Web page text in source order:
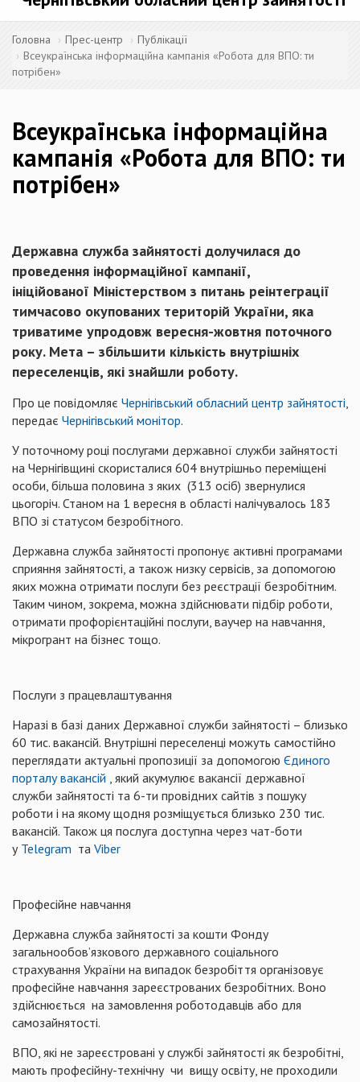
Головна Прес-центр
Публікації
Всеукраїнська інформаційна кампанія «Робота для ВПО: ти
потрібен»
Всеукраїнська інформаційна
кампанія «Робота для ВПО: ти
потрібен»
Державна служба зайнятості долучилася до
проведення інформаційної кампанії,
ініційованої Міністерством з питань реінтеграції
тимчасово окупованих територій України, яка
триватиме упродовж вересня-жовтня поточного
року. Мета – збільшити кількість внутрішніх
переселенців, які знайшли роботу.
Про це повідомляє Чернігівський обласний центр зайнятості,
передає Чернігівський монітор.
У поточному році послугами державної служби зайнятості
на Чернігівщині скористалися 604 внутрішньо переміщені
особи, більша половина з яких (313 осіб) звернулися
цьогоріч. Станом на 1 вересня в області налічувалось 183
ВПО зі статусом безробітного.
Державна служба зайнятості пропонує активні програмами
сприяння зайнятості, а також низку сервісів, за допомогою
яких можна отримати послуги без реєстрації безробітним.
Таким чином, зокрема, можна здійснювати підбір роботи,
отримати профорієнтаційні послуги, ваучер на навчання,
мікрогрант на бізнес тощо.
Послуги з працевлаштування
Наразі в базі даних Державної служби зайнятості – близько
60 тис. вакансій. Внутрішні переселенці можуть самостійно
переглядати актуальні пропозиції за допомогою Єдиного
порталу вакансій , який акумулює вакансії державної
служби зайнятості та 6-ти провідних сайтів з пошуку
роботи і на якому щодня розміщується близько 230 тис.
вакансій. Також ця послуга доступна через чат-боти
у Telegram та Viber
Професійне навчання
Державна служба зайнятості за кошти Фонду
загальнообов’язкового державного соціального
страхування України на випадок безробіття організовує
професійне навчання зареєстрованих безробітних. Воно
здійснюється на замовлення роботодавців або для
самозайнятості.
ВПО, які не зареєстровані у службі зайнятості як безробітні,
мають професійну-технічну чи вищу освіту, не проходили